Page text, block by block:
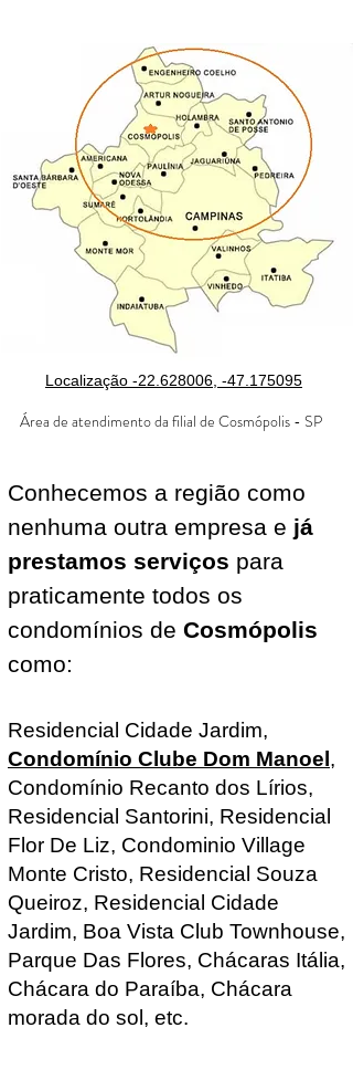
Localização -22.628006, -47.175095
Área de atendimento da filial de Cosmópolis - SP
Conhecemos a região como
nenhuma outra empresa e já
prestamos serviços para
praticamente todos os
condomínios de Cosmópolis
como:
Residencial Cidade Jardim,
Condomínio Clube Dom Manoel ,
Condomínio Recanto dos Lírios,
Residencial Santorini, Residencial
Flor De Liz, Condominio Village
Monte Cristo, Residencial Souza
Queiroz, Residencial Cidade
Jardim, Boa Vista Club Townhouse,
Parque Das Flores, Chácaras Itália,
Chácara do Paraíba, Chácara
morada do sol, etc.